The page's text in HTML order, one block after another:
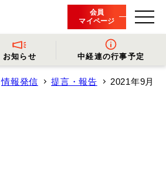
会員
マイページ
- 会長挨拶
お知らせ
- プレスリリース
中経連の行事予定
情報発信 提言・報告 2021年9月